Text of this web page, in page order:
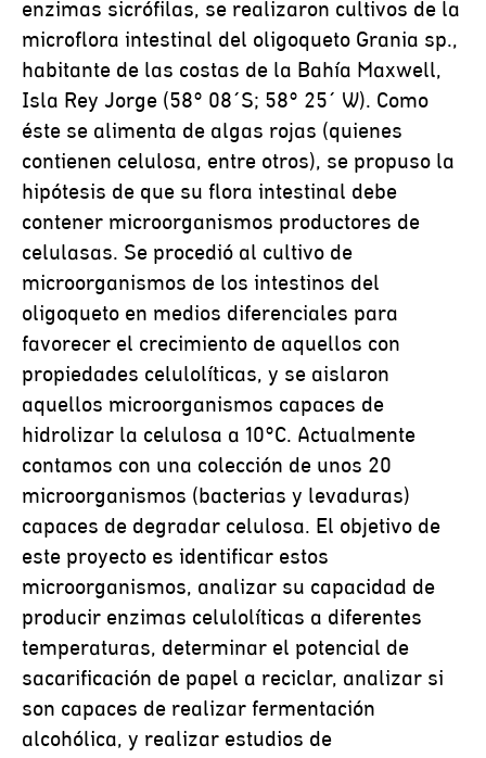
enzimas sicrófilas, se realizaron cultivos de la
microflora intestinal del oligoqueto Grania sp.,
habitante de las costas de la Bahía Maxwell,
Isla Rey Jorge (58° 08´S; 58° 25´ W). Como
éste se alimenta de algas rojas (quienes
contienen celulosa, entre otros), se propuso la
hipótesis de que su flora intestinal debe
contener microorganismos productores de
celulasas. Se procedió al cultivo de
microorganismos de los intestinos del
oligoqueto en medios diferenciales para
favorecer el crecimiento de aquellos con
propiedades celulolíticas, y se aislaron
aquellos microorganismos capaces de
hidrolizar la celulosa a 10°C. Actualmente
contamos con una colección de unos 20
microorganismos (bacterias y levaduras)
capaces de degradar celulosa. El objetivo de
este proyecto es identificar estos
microorganismos, analizar su capacidad de
producir enzimas celulolíticas a diferentes
temperaturas, determinar el potencial de
sacarificación de papel a reciclar, analizar si
son capaces de realizar fermentación
alcohólica, y realizar estudios de